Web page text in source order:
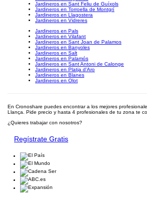
Jardineros en Sant Feliu de Guíxols
Jardineros en Torroella de Montgrí
Jardineros en Llagostera
Jardineros en Vidreres
Jardineros en Pals
Jardineros en Vilafant
Jardineros en Sant Joan de Palamos
Jardineros en Banyoles
Jardineros en Salt
Jardineros en Palamós
Jardineros en Sant Antoni de Calonge
Jardineros en Platja d'Aro
Jardineros en Blanes
Jardineros en Olot
En Cronoshare puedes encontrar a los mejores
Llança. Pide precio y hasta 4 profesionales de tu zona te
¿Quieres trabajar con nosotros?
Regístrate Gratis